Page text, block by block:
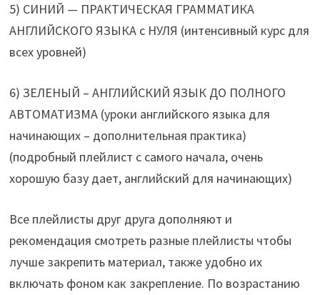
5) СИНИЙ — ПРАКТИЧЕСКАЯ ГРАММАТИКА
АНГЛИЙСКОГО ЯЗЫКА с НУЛЯ (интенсивный курс для
всех уровней)
6) ЗЕЛЕНЫЙ – АНГЛИЙСКИЙ ЯЗЫК ДО ПОЛНОГО
АВТОМАТИЗМА (уроки английского языка для
начинающих – дополнительная практика)
(подробный плейлист с самого начала, очень
хорошую базу дает, английский для начинающих)
Все плейлисты друг друга дополняют и
рекомендация смотреть разные плейлисты чтобы
лучше закрепить материал, также удобно их
включать фоном как закрепление. По возрастанию